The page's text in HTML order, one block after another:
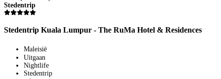
Stedentrip
Stedentrip Kuala Lumpur - The RuMa Hotel & Residences
Maleisië
Uitgaan
Nightlife
Stedentrip